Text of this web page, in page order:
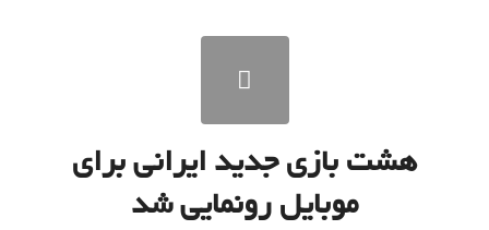
هشت بازی جدید ایرانی برای
موبایل رونمایی شد